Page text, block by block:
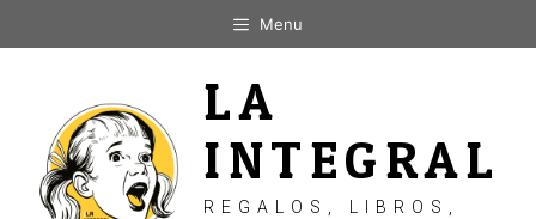
al
Menu
LA
INTEGRAL
REGALOS, LIBROS,